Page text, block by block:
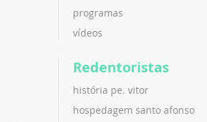
programas
vídeos
Redentoristas
história pe. vitor
hospedagem santo afonso